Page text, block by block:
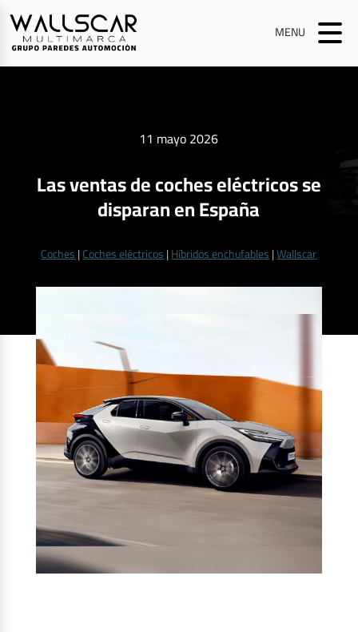
MENU
11 mayo 2026
Las ventas de coches eléctricos se
disparan en España
Coches|Coches eléctricos|Híbridos enchufables|Wallscar